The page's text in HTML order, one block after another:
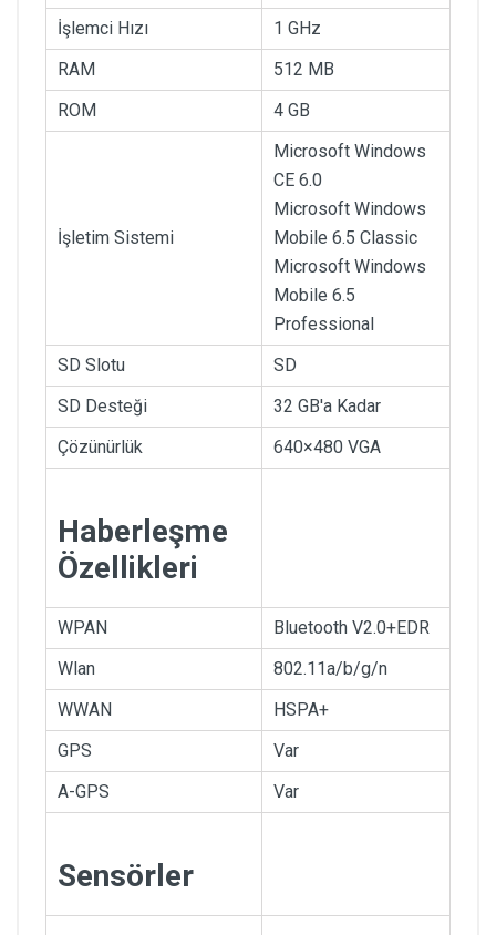
İşlemci Hızı
1 GHz
RAM
512 MB
ROM
4 GB
İşletim Sistemi
Microsoft Windows
CE 6.0
Microsoft Windows
Mobile 6.5 Classic
Microsoft Windows
Mobile 6.5
Professional
SD Slotu
SD
SD Desteği
32 GB'a Kadar
Çözünürlük
640×480 VGA
Haberleşme
Özellikleri
WPAN
Bluetooth V2.0+EDR
Wlan
802.11a/b/g/n
WWAN
HSPA+
GPS
Var
A-GPS
Var
Sensörler